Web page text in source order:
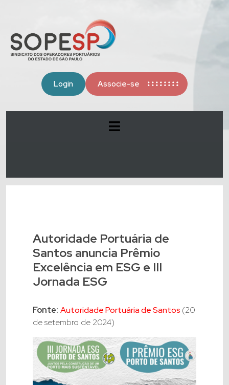
Login Associe-se
Autoridade Portuária de
Santos anuncia Prêmio
Excelência em ESG e III
Jornada ESG
Fonte: Autoridade Portuária de Santos (20
de setembro de 2024)